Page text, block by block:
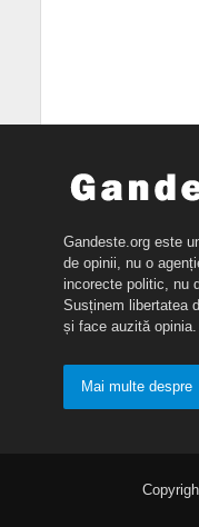
Gandeste.org este
de opinii, nu o
incorecte politic, nu
Susținem libertatea
și face auzită opinia.
Mai multe despre